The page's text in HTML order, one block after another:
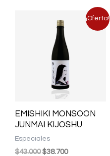
¡Oferta!
EMISHIKI MONSOON
JUNMAI KIJOSHU
Especiales
$43.000
precio
original
era:
$43.000.
$38.700
precio
$38.700.